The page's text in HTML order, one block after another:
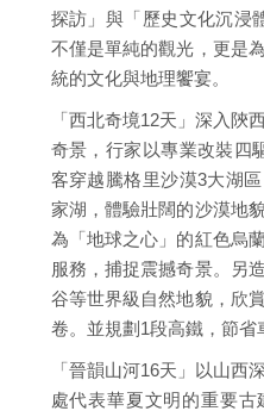
探訪」與「歷史文化沉浸
不僅是單純的觀光，更是
統的文化與地理饗宴。
「西北奇境12天」深入陝
奇景，行家以專業改裝四
客穿越騰格里沙漠3大湖
家湖，體驗壯闊的沙漠地
為「地球之心」的紅色烏
服務，捕捉震撼奇景。另
谷等世界級自然地貌，欣
卷。並規劃1段高鐵，節省
「晉韻山河16天」以山西
處代表華夏文明的重要